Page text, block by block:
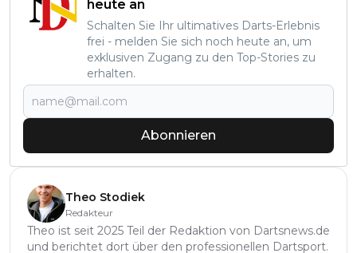
heute an
Schalten Sie Ihr ultimatives Darts-Erlebnis
frei - melden Sie sich noch heute an, um
exklusiven Zugang zu den Top-Stories zu
erhalten.
Abonnieren
Theo Stodiek
Redakteur
Theo ist seit 2025 Teil der Redaktion von Dartsnews.de
und berichtet dort über den professionellen Dartsport.